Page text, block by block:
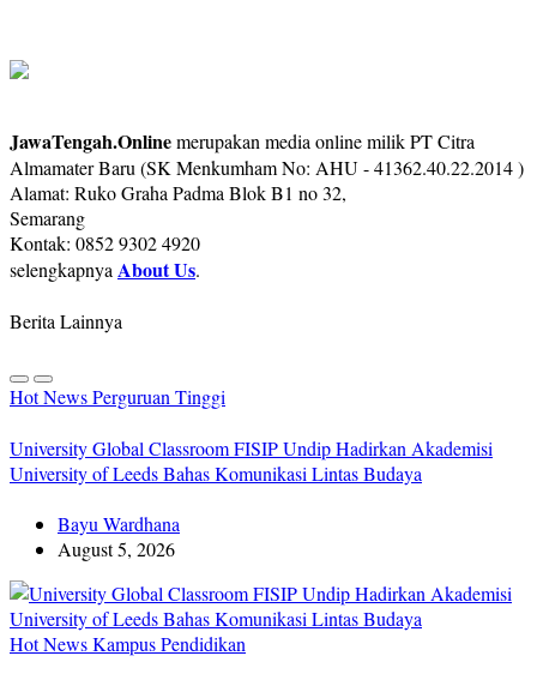
JawaTengah.Onlinemerupakan media online milik PT Citra
Almamater Baru (SK Menkumham No: AHU - 41362.40.22.2014 )
Alamat: Ruko Graha Padma Blok B1 no 32,
Semarang
Kontak: 0852 9302 4920
selengkapnya About Us.
Berita Lainnya
Hot NewsPerguruan Tinggi
University Global Classroom FISIP Undip Hadirkan Akademisi
University of Leeds Bahas Komunikasi Lintas Budaya
Bayu Wardhana
August 5, 2026
Hot NewsKampusPendidikan